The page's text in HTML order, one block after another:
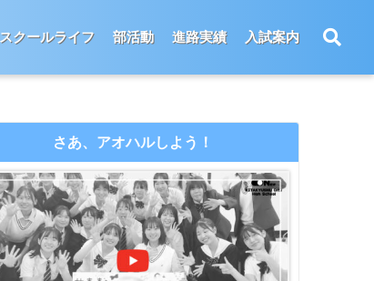
スクールライフ 部活動 進路実績 入試案内
さあ、アオハルしよう！